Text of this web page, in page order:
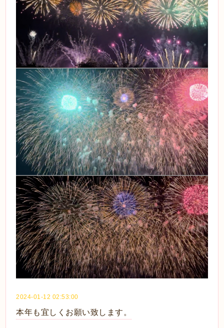
2024-01-12 02:53:00
本年も宜しくお願い致します。